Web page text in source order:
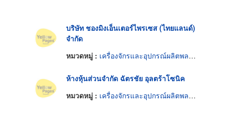
บริษัท ชองมิงเอ็นเตอร์ไพรเซส (ไทยแลนด์)
จำกัด
หมวดหมู่ : เครื่องจักรและอุปกรณ์ผลิตพลาสติก
ห้างหุ้นส่วนจำกัด ฉัตรชัย อุลตร้าโซนิค
หมวดหมู่ : เครื่องจักรและอุปกรณ์ผลิตพลาสติก